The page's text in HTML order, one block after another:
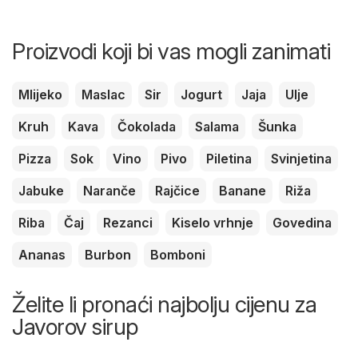
Proizvodi koji bi vas mogli zanimati
Mlijeko Maslac Sir Jogurt Jaja
Ulje
Kruh
Kava Čokolada Salama
Šunka
Pizza
Sok Vino Pivo Piletina
Svinjetina
Jabuke
Naranče Rajčice Banane
Riža
Riba
Čaj Rezanci Kiselo vrhnje
Govedina
Ananas
Burbon Bomboni
Želite li pronaći najbolju cijenu za
Javorov sirup